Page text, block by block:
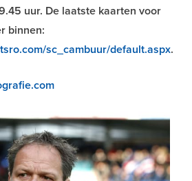
uur. De laatste kaarten voor
binnen:
sc_cambuur/default.aspx.